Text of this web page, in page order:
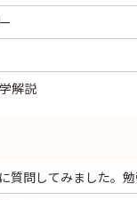
解説
質問してみました。勉